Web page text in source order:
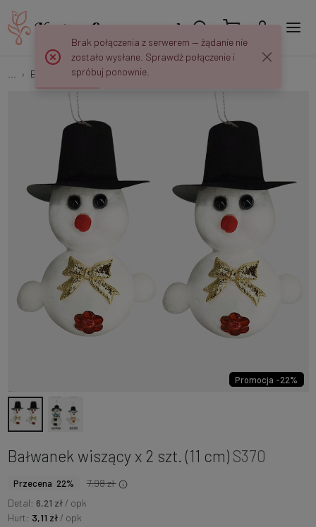
Bałwanki Bałwanek wiszący x 2 szt. (11 cm) S370
Promocja -22%
Bałwanek wiszący x 2 szt. (11 cm) S370
Przecena 22%
7,98 zł
Detal: 6,21 zł/ opk
Hurt: 3,11 zł/ opk
Brak połączenia z serwerem — żądanie nie
zostało wysłane. Sprawdź połączenie i
spróbuj ponownie.